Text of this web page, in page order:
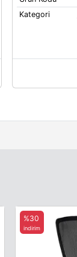
Kategori
%30
indirim